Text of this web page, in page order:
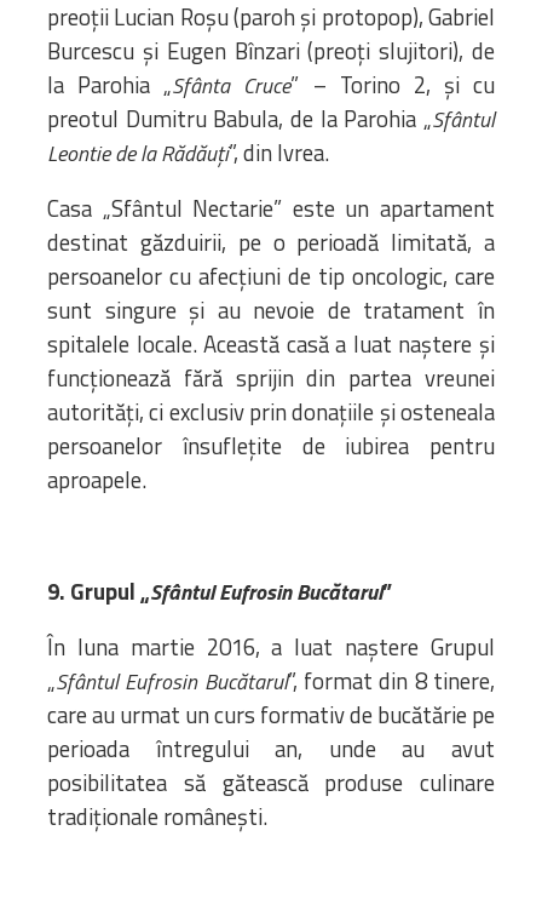
preoții Lucian Roșu (paroh și protopop), Gabriel
Burcescu și Eugen Bînzari (preoți slujitori), de
la Parohia „Sfânta Cruce” – Torino 2, și cu
preotul Dumitru Babula, de la Parohia „Sfântul
Leontie de la Rădăuți”, din Ivrea.
Casa „Sfântul Nectarie” este un apartament
destinat găzduirii, pe o perioadă limitată, a
persoanelor cu afecțiuni de tip oncologic, care
sunt singure și au nevoie de tratament în
spitalele locale. Această casă a luat naștere și
funcționează fără sprijin din partea vreunei
autorități, ci exclusiv prin donațiile și osteneala
persoanelor însuflețite de iubirea pentru
aproapele.
9. Grupul „Sfântul Eufrosin Bucătarul”
În luna martie 2016, a luat naștere Grupul
„Sfântul Eufrosin Bucătarul”, format din 8 tinere,
care au urmat un curs formativ de bucătărie pe
perioada întregului an, unde au avut
posibilitatea să gătească produse culinare
tradiționale românești.